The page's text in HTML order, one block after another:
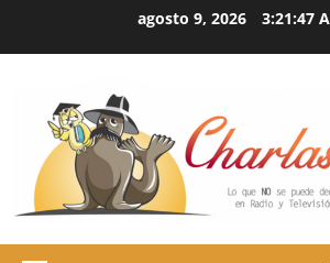
agosto 9, 2026 3:21:48